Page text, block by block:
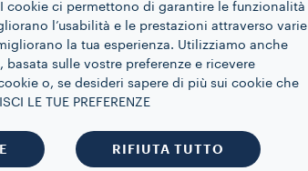
cookie ci permettono di garantire le funzionalità
l’usabilità e le prestazioni attraverso varie
la tua esperienza. Utilizziamo anche
sulle vostre preferenze e ricevere
o, se desideri sapere di più sui cookie che
LE TUE PREFERENZE
RIFIUTA TUTTO